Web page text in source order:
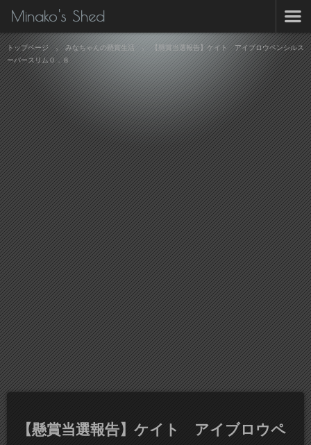
Minako's Shed
トップページ みなちゃんの懸賞生活
【懸賞当選報告】ケイト アイブロウペンシルス
ーパースリム０．８
【懸賞当選報告】ケイト アイブロウペ